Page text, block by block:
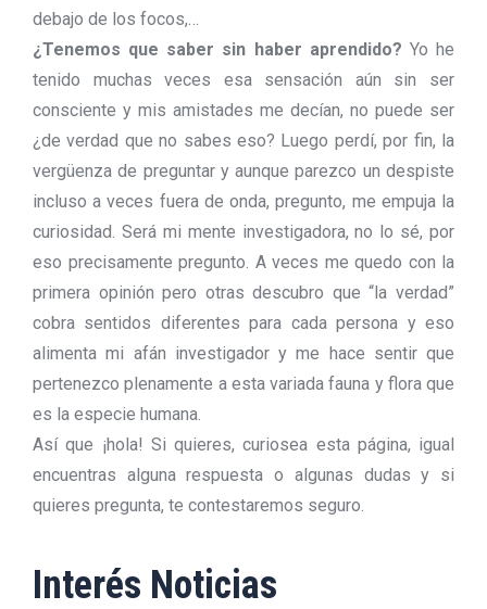
debajo de los focos,…
¿Tenemos que saber sin haber aprendido? Yo he
tenido muchas veces esa sensación aún sin ser
consciente y mis amistades me decían, no puede ser
¿de verdad que no sabes eso? Luego perdí, por fin, la
vergüenza de preguntar y aunque parezco un despiste
incluso a veces fuera de onda, pregunto, me empuja la
curiosidad. Será mi mente investigadora, no lo sé, por
eso precisamente pregunto. A veces me quedo con la
primera opinión pero otras descubro que “la verdad”
cobra sentidos diferentes para cada persona y eso
alimenta mi afán investigador y me hace sentir que
pertenezco plenamente a esta variada fauna y flora que
es la especie humana.
Así que ¡hola! Si quieres, curiosea esta página, igual
encuentras alguna respuesta o algunas dudas y si
quieres pregunta, te contestaremos seguro.
Interés Noticias